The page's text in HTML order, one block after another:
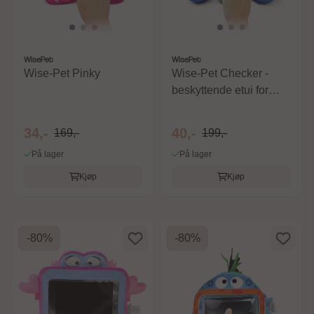
WisePet
Wise-Pet Pinky
34,- 169,-
På lager
Kjøp
WisePet
Wise-Pet Checker -
beskyttende etui for
40,- 199,-
På lager
Kjøp
-80% -80%